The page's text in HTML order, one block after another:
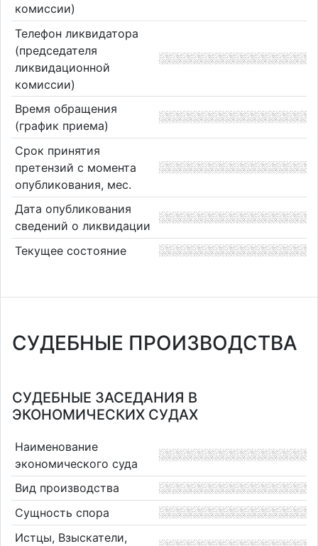
комиссии)
Телефон ликвидатора
(председателя
ликвидационной
комиссии)
Время обращения
(график приема)
Срок принятия
претензий с момента
опубликования, мес.
Дата опубликования
сведений о ликвидации
Текущее состояние
СУДЕБНЫЕ ПРОИЗВОДСТВА
СУДЕБНЫЕ ЗАСЕДАНИЯ В
ЭКОНОМИЧЕСКИХ СУДАХ
Наименование
экономического суда
Вид производства
Сущность спора
Истцы, Взыскатели,